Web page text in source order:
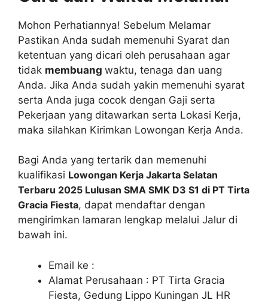
Mohon Perhatiannya! Sebelum Melamar
Pastikan Anda sudah memenuhi Syarat dan
ketentuan yang dicari oleh perusahaan agar
tidak membuang waktu, tenaga dan uang
Anda. Jika Anda sudah yakin memenuhi syarat
serta Anda juga cocok dengan Gaji serta
Pekerjaan yang ditawarkan serta Lokasi Kerja,
maka silahkan Kirimkan Lowongan Kerja Anda.
Bagi Anda yang tertarik dan memenuhi
kualifikasi Lowongan Kerja Jakarta Selatan
Terbaru 2025 Lulusan SMA SMK D3 S1 di PT Tirta
Gracia Fiesta, dapat mendaftar dengan
mengirimkan lamaran lengkap melalui Jalur di
bawah ini.
Email ke :
Alamat Perusahaan : PT Tirta Gracia
Fiesta, Gedung Lippo Kuningan JL HR